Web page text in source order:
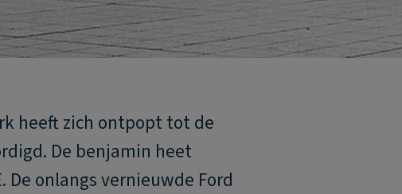
heeft zich ontpopt tot de
De benjamin heet
De onlangs vernieuwde Ford